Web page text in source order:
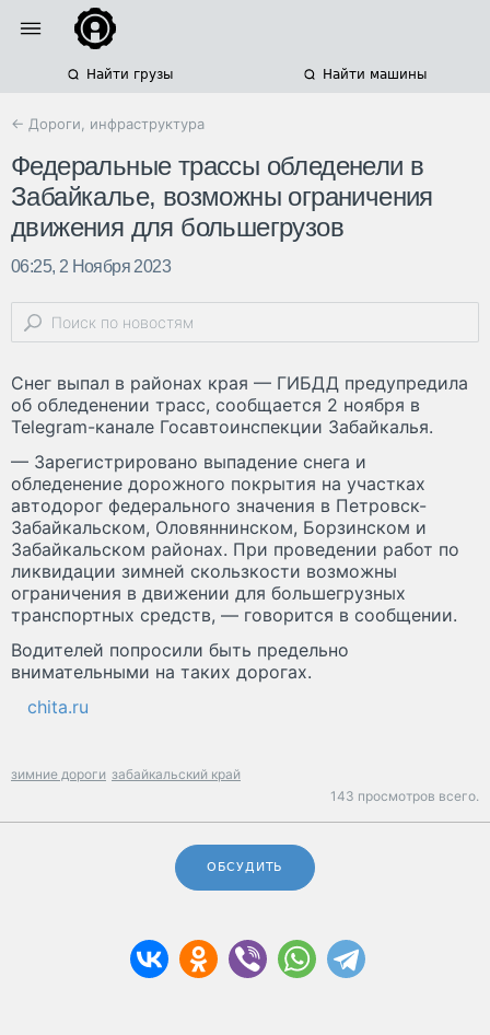
Найти грузы Найти машины
← Дороги, инфраструктура
Федеральные трассы обледенели в
Забайкалье, возможны ограничения
движения для большегрузов
06:25, 2 Ноября 2023
Снег выпал в районах края — ГИБДД предупредила
об обледенении трасс, сообщается 2 ноября в
Telegram-канале Госавтоинспекции Забайкалья.
— Зарегистрировано выпадение снега и
обледенение дорожного покрытия на участках
автодорог федерального значения в Петровск-
Забайкальском, Оловяннинском, Борзинском и
Забайкальском районах. При проведении работ по
ликвидации зимней скользкости возможны
ограничения в движении для большегрузных
транспортных средств, — говорится в сообщении.
Водителей попросили быть предельно
внимательными на таких дорогах.
chita.ru
зимние дороги забайкальский край
143 просмотров всего.
ОБСУДИТЬ